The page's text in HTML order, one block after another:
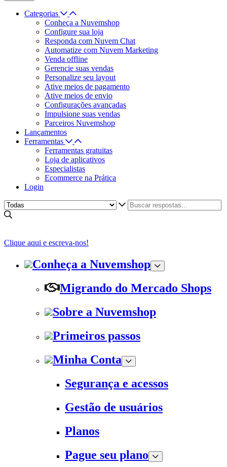
Categorias
Conheça a Nuvemshop
Configure sua loja
Responda com Nuvem Chat
Automatize com Nuvem Marketing
Venda offline
Gerencie suas vendas
Personalize seu layout
Ative meios de pagamento
Ative meios de envio
Configurações avançadas
Impulsione suas vendas
Parceiros Nuvemshop
Lançamentos
Ferramentas
Ferramentas gratuitas
Loja de aplicativos
Especialistas
Ecommerce na Prática
Login
Clique aqui e escreva-nos!
Conheça a Nuvemshop
Migrando do Mercado Shops
Sobre a Nuvemshop
Primeiros passos
Minha Conta
Segurança e acessos
Gestão de usuários
Planos
Pague seu plano